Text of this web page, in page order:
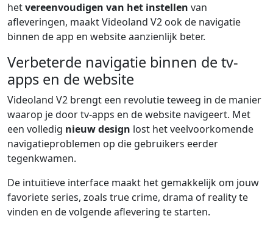
hetvereenvoudigen van het instellen van
afleveringen, maakt Videoland V2 ook de navigatie
binnen de app en website aanzienlijk beter.
Verbeterde navigatie binnen de tv-
apps en de website
Videoland V2 brengt een revolutie teweeg in de manier
waarop je door tv-apps en de website navigeert. Met
een volledig nieuw design lost het veelvoorkomende
navigatieproblemen op die gebruikers eerder
tegenkwamen.
De intuïtieve interface maakt het gemakkelijk om jouw
favoriete series, zoals true crime, drama of reality te
vinden en de volgende aflevering te starten.